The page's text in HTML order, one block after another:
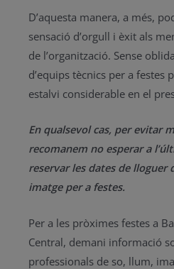
D’aquesta manera, a més,
sensació d’orgull i èxit als
de l’organització. Sense
d’equips tècnics per a festes
estalvi considerable en el
En qualsevol cas, per evitar
recomanem no esperar a
reservar les dates de lloguer
imatge per a festes.
Per a les pròximes festes a
Central, demani informació
professionals de so, llum,